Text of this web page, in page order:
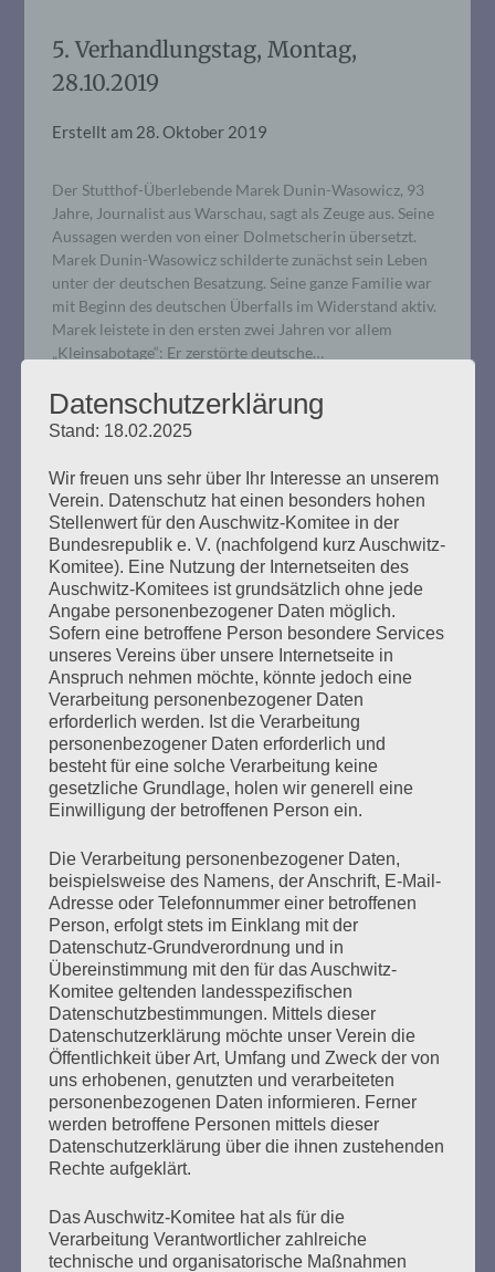
5. Verhandlungstag, Montag,
28.10.2019
Erstellt am 28. Oktober 2019
Der Stutthof-Überlebende Marek Dunin-Wasowicz, 93
Jahre, Journalist aus Warschau, sagt als Zeuge aus. Seine
Aussagen werden von einer Dolmetscherin übersetzt.
Marek Dunin-Wasowicz schilderte zunächst sein Leben
unter der deutschen Besatzung. Seine ganze Familie war
mit Beginn des deutschen Überfalls im Widerstand aktiv.
Marek leistete in den ersten zwei Jahren vor allem
„Kleinsabotage“: Er zerstörte deutsche…
4. Verhandlungstag, Freitag,
25.10.2019
Erstellt am25. Oktober 2019
Die Richterin kündigte an, dass es dem Angeklagten
heute nicht so gut gehe. Seine Befragung hielt er gut
durch. Der Faden aus dem letzten Verhandlungstag
wurde wieder aufgenommen. Bruno D. sollte erläutern,
wie er aus Stettin in den Wachdienst im KZ Stutthof kam.
Er habe sich vorgestellt, zur Bewachung von
mehr ...
Seitennummerierung
der
Beiträge
Zurück 29
Am 8. Mai wäre dann Gelegenheit, über die großen
Freiheit, Gleichheit, Brüderlichkeit – und
Schwesterlichkeit.
Datenschutzerklärung
Stand: 18.02.2025
Wir freuen uns sehr über Ihr Interesse an unserem
Verein. Datenschutz hat einen besonders hohen
Stellenwert für den Auschwitz-Komitee in der
Bundesrepublik e. V. (nachfolgend kurz Auschwitz-
Komitee). Eine Nutzung der Internetseiten des
Auschwitz-Komitees ist grundsätzlich ohne jede
Angabe personenbezogener Daten möglich.
Sofern eine betroffene Person besondere Services
unseres Vereins über unsere Internetseite in
Anspruch nehmen möchte, könnte jedoch eine
Verarbeitung personenbezogener Daten
erforderlich werden. Ist die Verarbeitung
personenbezogener Daten erforderlich und
besteht für eine solche Verarbeitung keine
gesetzliche Grundlage, holen wir generell eine
Einwilligung der betroffenen Person ein.
Die Verarbeitung personenbezogener Daten,
beispielsweise des Namens, der Anschrift, E-Mail-
Adresse oder Telefonnummer einer betroffenen
Person, erfolgt stets im Einklang mit der
Datenschutz-Grundverordnung und in
Übereinstimmung mit den für das Auschwitz-
Komitee geltenden landesspezifischen
Datenschutzbestimmungen. Mittels dieser
Datenschutzerklärung möchte unser Verein die
Öffentlichkeit über Art, Umfang und Zweck der von
uns erhobenen, genutzten und verarbeiteten
personenbezogenen Daten informieren. Ferner
werden betroffene Personen mittels dieser
Datenschutzerklärung über die ihnen zustehenden
Rechte aufgeklärt.
Das Auschwitz-Komitee hat als für die
Verarbeitung Verantwortlicher zahlreiche
technische und organisatorische Maßnahmen